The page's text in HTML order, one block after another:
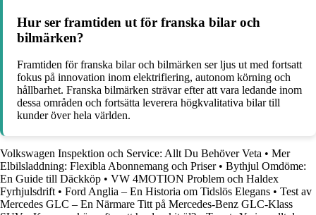
Hur ser framtiden ut för franska bilar och
bilmärken?
Framtiden för franska bilar och bilmärken ser ljus ut med fortsatt
fokus på innovation inom elektrifiering, autonom körning och
hållbarhet. Franska bilmärken strävar efter att vara ledande inom
dessa områden och fortsätta leverera högkvalitativa bilar till
kunder över hela världen.
Volkswagen Inspektion och Service: Allt Du Behöver Veta • Mer
Elbilsladdning: Flexibla Abonnemang och Priser• Bythjul Omdöme:
En Guide till Däckköp • VW 4MOTION Problem och Haldex
Fyrhjulsdrift • Ford Anglia – En Historia om Tidslös Elegans • Test av
Mercedes GLC – En Närmare Titt på Mercedes-Benz GLC-Klass